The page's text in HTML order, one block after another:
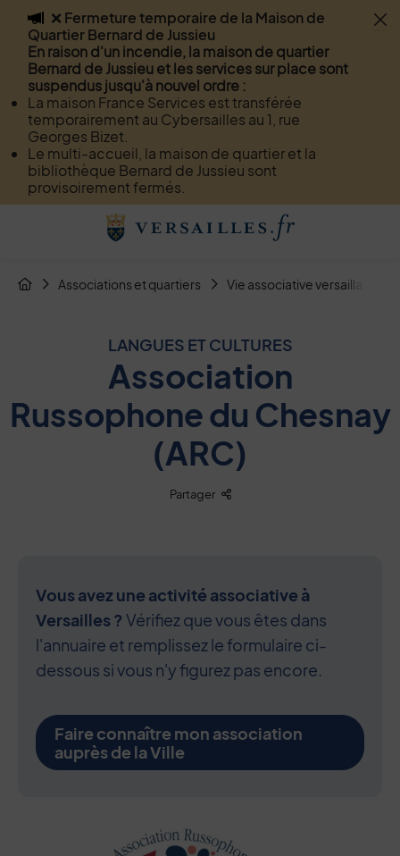
Flash info
❌ Fermeture temporaire de la Maison de
Quartier Bernard de Jussieu
En raison d'un incendie, la maison de quartier
Bernard de Jussieu et les services sur place sont
suspendus jusqu'à nouvel ordre :
La maison France Services est transférée
temporairement au Cybersailles au 1, rue
Georges Bizet.
Le multi-accueil, la maison de quartier et la
bibliothèque Bernard de Jussieu sont
provisoirement fermés.
Menu de raccourcis
Menu
Recherche
Page de contact
Contenu
Retour à l'accueil
Fil d'Arianne de la page
Page d'accueil du site
Associations et quartiers Vie associative versaillaise
LANGUES ET CULTURES
Association
Russophone du Chesnay
(ARC)
Partager Liste des liens de partage
Vous avez une activité associative à
Versailles ? Vérifiez que vous êtes dans
l'annuaire et remplissez le formulaire ci-
dessous si vous n'y figurez pas encore.
Faire connaître mon association
auprès de la Ville
Contenu de la fiche d'annuaire